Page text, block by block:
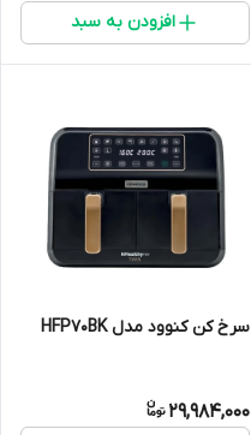
افزودن به سبد
سرخ کن کنوود مدل HFP70BK
29,984,000